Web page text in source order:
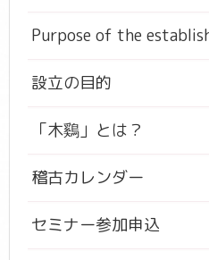
Purpose of the
設立の目的
「木鷄」とは？
稽古カレンダー
セミナー参加申込